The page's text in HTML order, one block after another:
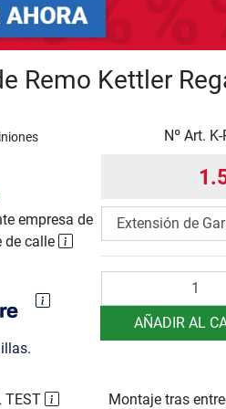
Remo Kettler
Nº Art.
empresa de
de calle
AÑADIR AL
TEST
Montaje tras